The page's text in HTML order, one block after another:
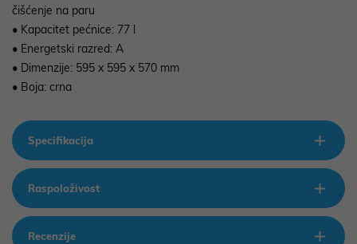
čišćenje na paru
• Kapacitet pećnice: 77 l
• Energetski razred: A
• Dimenzije: 595 x 595 x 570 mm
• Boja: crna
Specifikacija
Raspoloživost
Recenzije